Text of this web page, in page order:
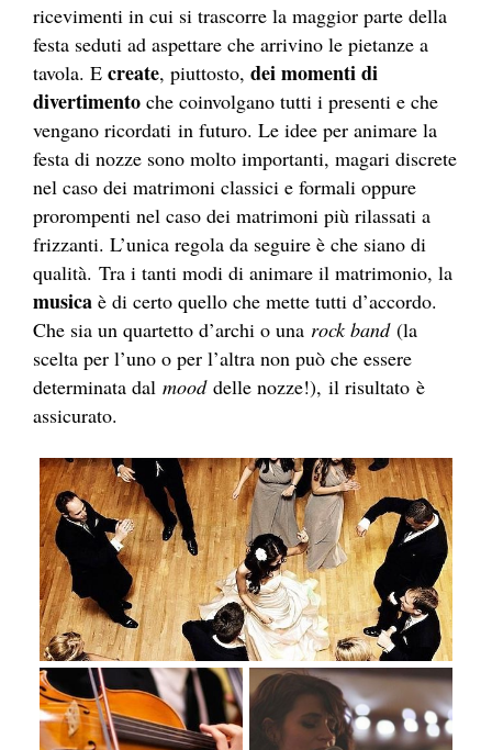
ricevimenti in cui si trascorre la maggior parte della
festa seduti ad aspettare che arrivino le pietanze a
tavola. E create, piuttosto, dei momenti di
divertimento che coinvolgano tutti i presenti e che
vengano ricordati in futuro. Le idee per animare la
festa di nozze sono molto importanti, magari discrete
nel caso dei matrimoni classici e formali oppure
prorompenti nel caso dei matrimoni più rilassati a
frizzanti. L’unica regola da seguire è che siano di
qualità. Tra i tanti modi di animare il matrimonio, la
musica è di certo quello che mette tutti d’accordo.
Che sia un quartetto d’archi o una rock band (la
scelta per l’uno o per l’altra non può che essere
determinata dal mooddelle nozze!), il risultato è
assicurato.